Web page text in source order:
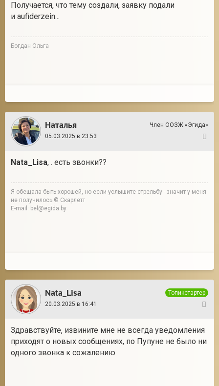
Получается, что тему создали, заявку подали
и aufiderzein...
Богдан Ольга
Наталья
Член ООЗЖ «Эгида»
05.03.2025 в 23:53
Nata_Lisa, . есть звонки??
Я обещала быть хорошей, но если услышите стрельбу - значит у меня
не получилось © Скарлетт
E-mail: bel@egida.by
Nata_Lisa
Топикстартер
20.03.2025 в 16:41
Здравствуйте, извините мне не всегда уведомления
приходят о новых сообщениях, по Пупуне не было ни
одного звонка к сожалению